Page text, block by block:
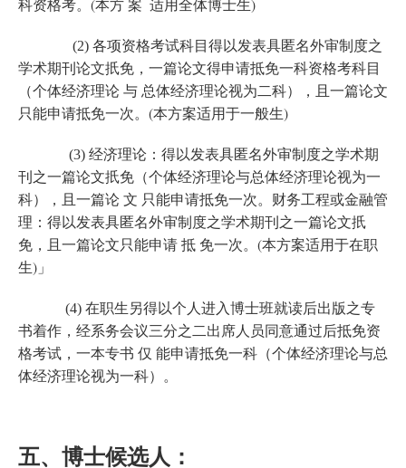
科资格考。 (本方 案 适用全体博士生)
(2) 各项资格考试科目 得以发表具匿名外审制度之
学术期刊论文扺免，一篇论文得申请抵免一科资格考科目
（个体经济理论 与 总体经济理论视为二科），且一篇论文
只能申请抵免一次。 (本方案适用于一般生)
(3) 经济理论：得以发表具匿名外审制度之学术期
刊之一篇论文扺免（个体经济理论与总体经济理论视为一
科），且一篇论 文 只能申请抵免一次。财务工程或金融管
理：得以发表具匿名外审制度之学术期刊之一篇论文扺
免，且一篇论文只能申请 抵 免一次。 (本方案适用于在职
生) 」
(4) 在职生另得以个人进入博士班就读后出版之专
书着作，经系务会议三分之二出席人员同意通过后抵免资
格考试，一本专书 仅 能申请抵免一科（个体经济理论与总
体经济理论视为一科）。
五、博士候选人 ：